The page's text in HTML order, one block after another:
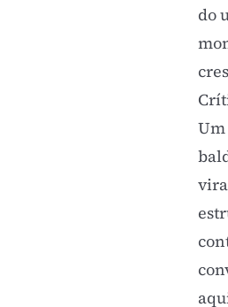
do